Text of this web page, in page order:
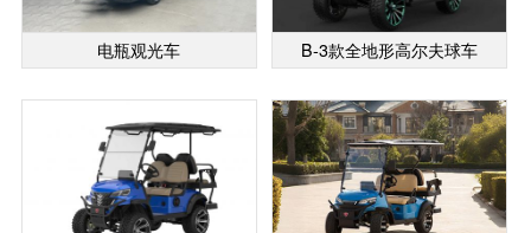
电瓶观光车 B-3款全地形高尔夫球车